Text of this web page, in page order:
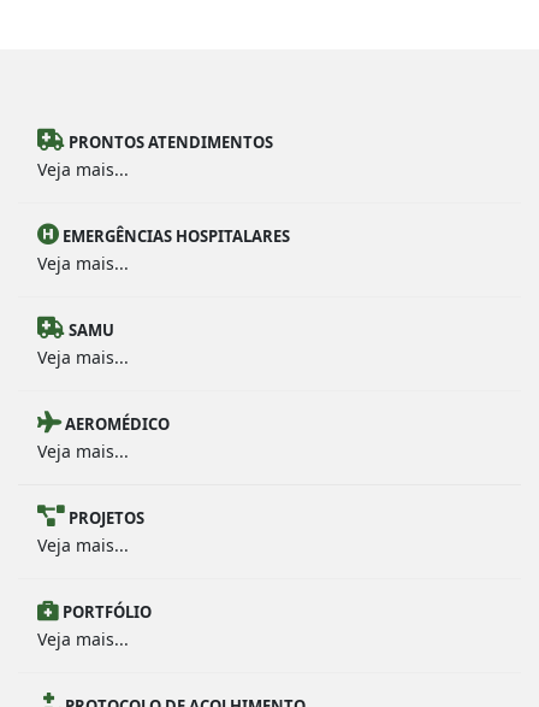
PRONTOS ATENDIMENTOS
Veja mais...
EMERGÊNCIAS HOSPITALARES
Veja mais...
SAMU
Veja mais...
AEROMÉDICO
Veja mais...
PROJETOS
Veja mais...
PORTFÓLIO
Veja mais...